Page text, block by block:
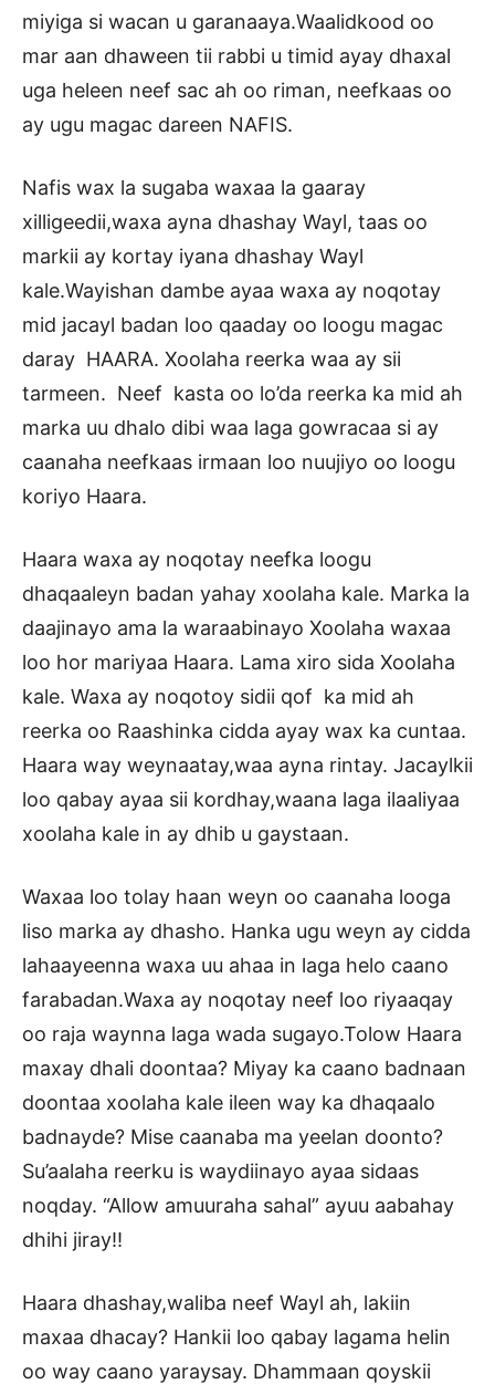
miyiga si wacan u garanaaya.Waalidkood oo
mar aan dhaween tii rabbi u timid ayay dhaxal
uga heleen neef sac ah oo riman, neefkaas oo
ay ugu magac dareen NAFIS.
Nafis wax la sugaba waxaa la gaaray
xilligeedii,waxa ayna dhashay Wayl, taas oo
markii ay kortay iyana dhashay Wayl
kale.Wayishan dambe ayaa waxa ay noqotay
mid jacayl badan loo qaaday oo loogu magac
daray HAARA. Xoolaha reerka waa ay sii
tarmeen. Neef kasta oo lo’da reerka ka mid ah
marka uu dhalo dibi waa laga gowracaa si ay
caanaha neefkaas irmaan loo nuujiyo oo loogu
koriyo Haara.
Haara waxa ay noqotay neefka loogu
dhaqaaleyn badan yahay xoolaha kale. Marka la
daajinayo ama la waraabinayo Xoolaha waxaa
loo hor mariyaa Haara. Lama xiro sida Xoolaha
kale. Waxa ay noqotoy sidii qof ka mid ah
reerka oo Raashinka cidda ayay wax ka cuntaa.
Haara way weynaatay,waa ayna rintay. Jacaylkii
loo qabay ayaa sii kordhay,waana laga ilaaliyaa
xoolaha kale in ay dhib u gaystaan.
Waxaa loo tolay haan weyn oo caanaha looga
liso marka ay dhasho. Hanka ugu weyn ay cidda
lahaayeenna waxa uu ahaa in laga helo caano
farabadan.Waxa ay noqotay neef loo riyaaqay
oo raja waynna laga wada sugayo.Tolow Haara
maxay dhali doontaa? Miyay ka caano badnaan
doontaa xoolaha kale ileen way ka dhaqaalo
badnayde? Mise caanaba ma yeelan doonto?
Su’aalaha reerku is waydiinayo ayaa sidaas
noqday. “Allow amuuraha sahal” ayuu aabahay
dhihi jiray!!
Haara dhashay,waliba neef Wayl ah, lakiin
maxaa dhacay? Hankii loo qabay lagama helin
oo way caano yaraysay. Dhammaan qoyskii